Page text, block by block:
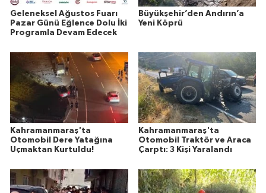
Geleneksel Ağustos Fuarı
Pazar Günü Eğlence Dolu İki
Programla Devam Edecek
Büyükşehir’den Andırın’a
Yeni Köprü
Kahramanmaraş'ta
Otomobil Dere Yatağına
Uçmaktan Kurtuldu!
Kahramanmaraş'ta
Otomobil Traktör ve Araca
Çarptı: 3 Kişi Yaralandı